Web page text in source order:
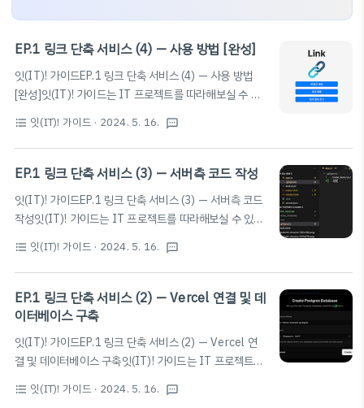
EP.1 링크 단축 서비스 (4) — 사용 방법 [완성]
잇(IT)! 가이드EP.1 링크 단축 서비스 (4) — 사용 방법
[완성]잇(IT)! 가이드는 IT 프로젝트를 따라해보실 수 있
도록 하는 가이드입니다. 여러 프로젝트를 단계별로 설명
드리며, 누구나 쉽게 따라할 수 있도록 설명해 드립니
다. 들어가기드디어 서버가 완성되었고, 우리는 링크 단축
서비스를 사용할 수 있게 되었다.여기까지 따라온 자기 자
막 글로, 링크 단축 서비스의 사용 방법을 자세히 설명한
다. 서비스 구조우리가 만든 링크 단축 서비스는 다음과 같
은 구조를 갖는다.여기서 관리자 인증을 통해 접속해야 하
운영체제와 브라우저에 따라..
format_list_bulleted 잇(IT)! 가이드 · 2024. 5. 16. textsms
EP.1 링크 단축 서비스 (3) — 서버측 코드 작성
잇(IT)! 가이드EP.1 링크 단축 서비스 (3) — 서버측 코드
작성잇(IT)! 가이드는 IT 프로젝트를 따라해보실 수 있도
록 하는 가이드입니다. 여러 프로젝트를 단계별로 설명드
리며, 누구나 쉽게 따라할 수 있도록 설명해 드립니
다. 본 포스팅은 이전 게시물과 이어지는 내용입니다. 아
래 게시글을 먼저 확인해 보시기를 추천드립니
다.2024.05.16 - [잇(IT)! 가이드] - EP.1 링크 단축 서비
단축 서비스 (2) — Vercel 연결 및 데이터베이스 구축잇
(IT)! 가이드EP.1 링크 단축 서비스 (2) — Vercel 연
결 및 데이터베이스 구축잇(IT)! 가이드는 IT 프로젝트를
format_list_bulleted 잇(IT)! 가이드 · 2024. 5. 16. textsms
EP.1 링크 단축 서비스 (2) — Vercel 연결 및 데
이터베이스 구축
잇(IT)! 가이드EP.1 링크 단축 서비스 (2) — Vercel 연
결 및 데이터베이스 구축잇(IT)! 가이드는 IT 프로젝트를
따라해보실 수 있도록 하는 가이드입니다. 여러 프로젝트
를 단계별로 설명드리며, 누구나 쉽게 따라할 수 있도록 설
format_list_bulleted 잇(IT)! 가이드 · 2024. 5. 16. textsms